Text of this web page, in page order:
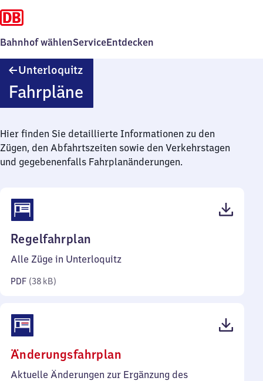
Bahnhof wählenServiceEntdecken
Unterloquitz
Fahrpläne
Hier finden Sie detaillierte Informationen zu den
Zügen, den Abfahrtszeiten sowie den Verkehrstagen
und gegebenenfalls Fahrplanänderungen.
Regelfahrplan
38
Alle Züge in Unterloquitz
PDF (38 kB)
Änderungsfahrplan
98
Aktuelle Änderungen zur Ergänzung des